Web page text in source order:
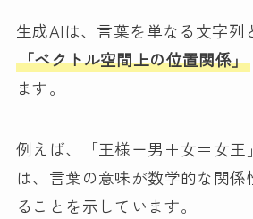
生成AIは、言葉を単なる文字列
「ベクトル空間上の位置関係」
ます。
例えば、「王様－男＋女＝女王
は、言葉の意味が数学的な関係
ることを示しています。